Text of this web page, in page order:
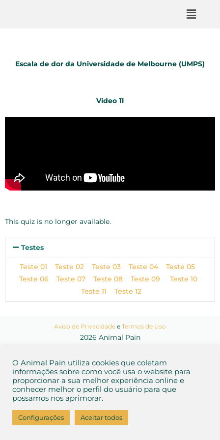
Escala de dor da Universidade de Melbourne (UMPS)
Vídeo 11
This quiz is no longer available.
Testes
Teste 01 Teste 02 Teste 03 Teste 04
Teste 05
Teste 06
Teste 07 Teste 08 Teste 09 Teste 10
Teste 11
Teste 12
Aviso de Privacidade e Termos de Uso
2026 Animal Pain
O Animal Pain utiliza cookies que coletam
informações sobre como você usa o website para
proporcionar a sua melhor experiência online e
conhecer melhor o perfil do usuário para que
possamos nos aprimorar.
Configurações Aceitar todos